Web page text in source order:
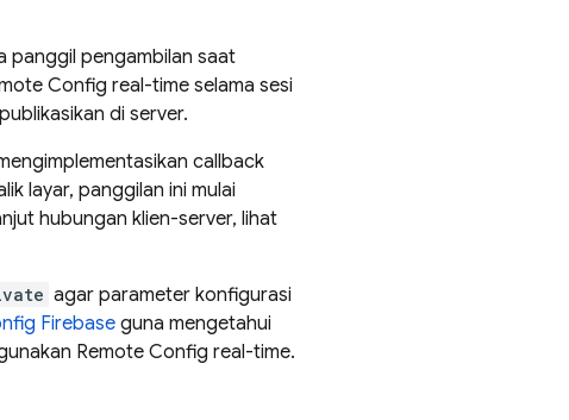
panggil pengambilan saat
Config real-time selama sesi
di server.
callback
layar, panggilan ini mulai
hubungan klien-server, lihat
agar parameter konfigurasi
Firebase guna mengetahui
Remote Config real-time.